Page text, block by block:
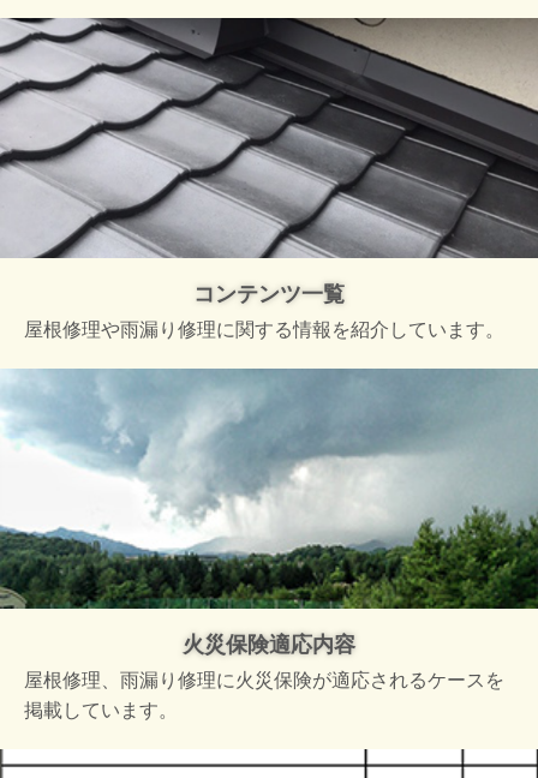
コンテンツ一覧
屋根修理や雨漏り修理に関する情報を紹介しています。
火災保険適応内容
屋根修理、雨漏り修理に火災保険が適応されるケースを
掲載しています。